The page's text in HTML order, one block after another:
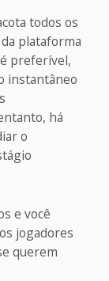
todos os
plataforma
preferível,
instantâneo
há
o
e você
jogadores
querem